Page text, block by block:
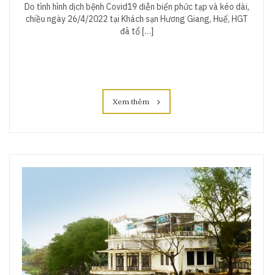
Do tình hình dịch bệnh Covid19 diễn biến phức tạp và kéo dài,
chiều ngày 26/4/2022 tại Khách sạn Hương Giang, Huế, HGT
đã tổ […]
Xem thêm